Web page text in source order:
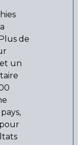
de
un